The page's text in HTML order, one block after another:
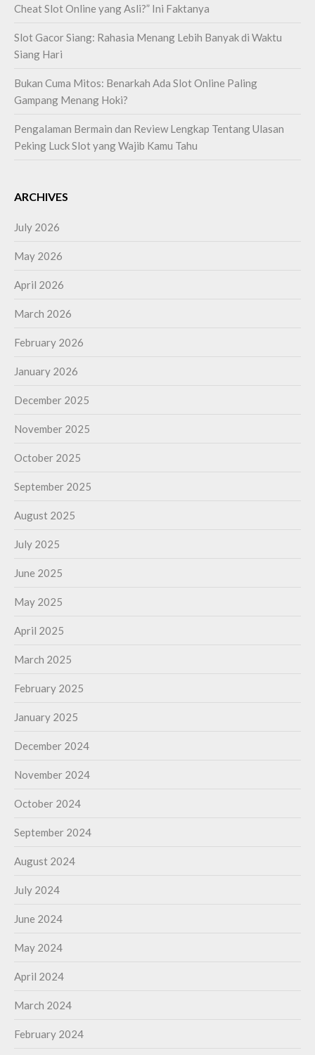
Cheat Slot Online yang Asli?” Ini Faktanya
Slot Gacor Siang: Rahasia Menang Lebih Banyak di Waktu
Siang Hari
Bukan Cuma Mitos: Benarkah Ada Slot Online Paling
Gampang Menang Hoki?
Pengalaman Bermain dan Review Lengkap Tentang Ulasan
Peking Luck Slot yang Wajib Kamu Tahu
ARCHIVES
July 2026
May 2026
April 2026
March 2026
February 2026
January 2026
December 2025
November 2025
October 2025
September 2025
August 2025
July 2025
June 2025
May 2025
April 2025
March 2025
February 2025
January 2025
December 2024
November 2024
October 2024
September 2024
August 2024
July 2024
June 2024
May 2024
April 2024
March 2024
February 2024